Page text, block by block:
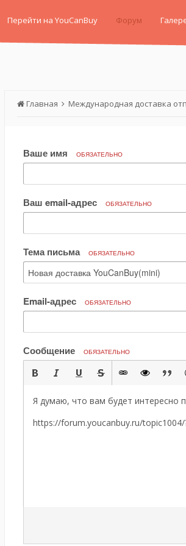
Перейти на YouCanBuy Форум
Главная Международная доставка
Ваше имя ОБЯЗАТЕЛЬНО
Ваш email-адрес ОБЯЗАТЕЛЬНО
Тема письма ОБЯЗАТЕЛЬНО
Email-адрес ОБЯЗАТЕЛЬНО
Сообщение ОБЯЗАТЕЛЬНО
Я думаю, что вам будет интересно
https://forum.youcanbuy.ru/